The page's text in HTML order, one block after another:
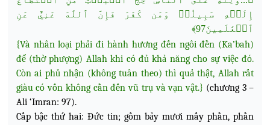
إِلَيۡهِ سَبِيلٗاۚ وَمَن كَفَرَ فَإِنَّ ٱللَّهَ غَنِيٌّ عَنِ
ٱلۡعَٰلَمِينَ97﴾
{Và nhân loại phải đi hành hương đến ngôi đền (Ka’bah)
để (thờ phượng) Allah khi có đủ khả năngcho sự việc đó.
Còn ai phủ nhận (không tuân theo) thì quả thật, Allah rất
giàu có vốn không cần đến vũ trụ và vạn vật.} (chương 3 –
Ali ‘Imran: 97).
Cấp bậc thứ hai: Đức tin; gồm bảy mươi mấy phần, phần